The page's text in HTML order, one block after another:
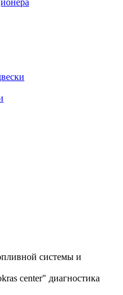
системы и
center" диагностика